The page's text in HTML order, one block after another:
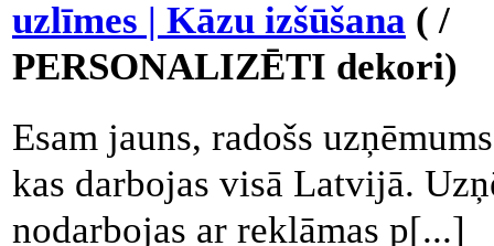
uzlīmes | Kāzu izšūšana ( /
PERSONALIZĒTI dekori)
Esam jauns, radošs
kas darbojas visā Latvijā.
nodarbojas ar reklāmas p[...]